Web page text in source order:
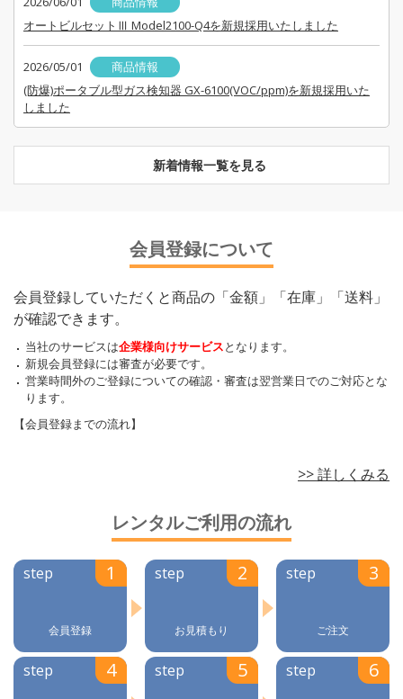
オートビルセットⅢ Model2100-Q4を新規採用いたしました
2026/05/01
商品情報
(防爆)ポータブル型ガス検知器 GX-6100(VOC/ppm)を新規採用いた
しました
新着情報一覧を見る
会員登録について
会員登録していただくと商品の「金額」「在庫」「送料」
が確認できます。
当社のサービスは企業様向けサービスとなります。
新規会員登録には審査が必要です。
営業時間外のご登録についての確認・審査は翌営業日でのご対応とな
ります。
【会員登録までの流れ】
>> 詳しくみる
レンタルご利用の流れ
step
会員登録
step
お見積もり
step
ご注文
step step step